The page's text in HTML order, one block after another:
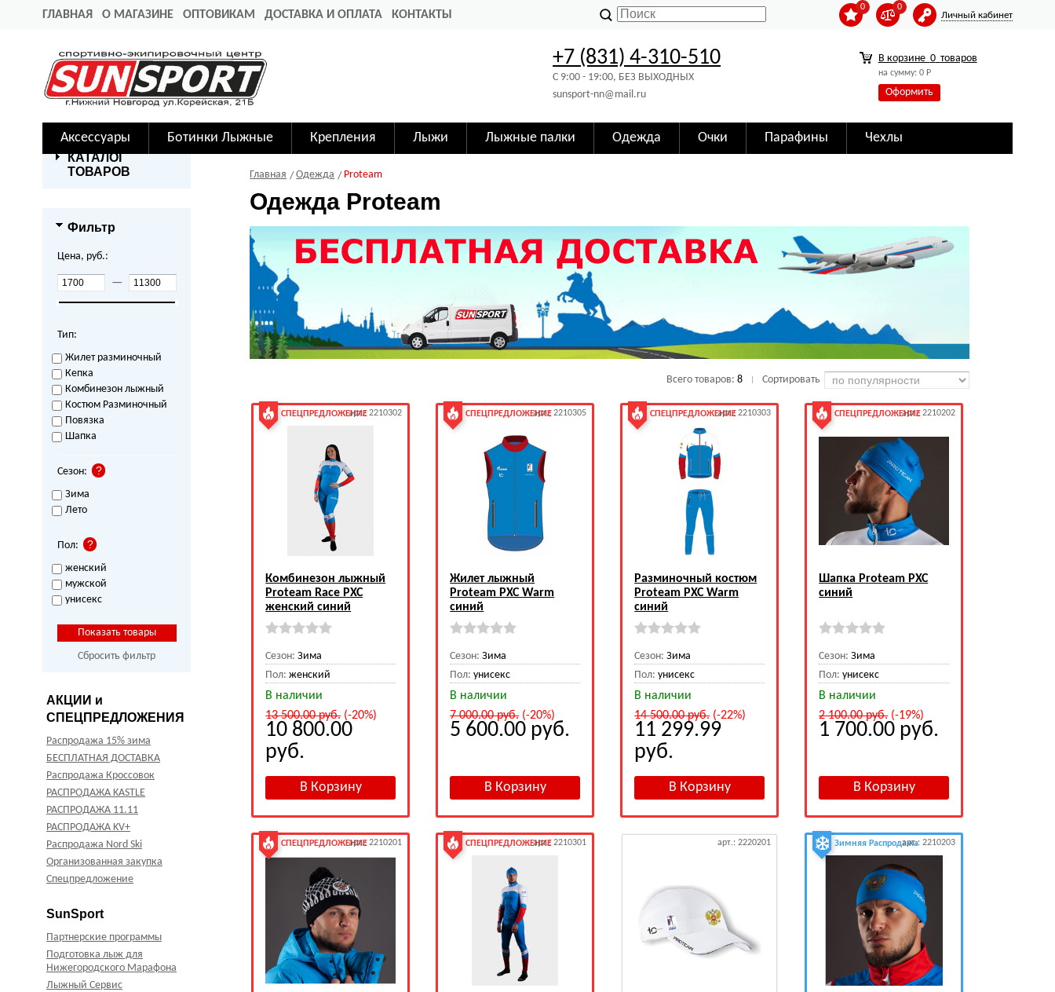
ГЛАВНАЯ О МАГАЗИНЕ ОПТОВИКАМ ДОСТАВКА И ОПЛАТА КОНТАКТЫ Личный кабинет
0
0
+7 (831) 4-310-510
C 9:00 - 19:00, БЕЗ ВЫХОДНЫХ
sunsport-nn@mail.ru
В корзине 0 товаров
на сумму: 0Р
Оформить
Аксессуары Ботинки Лыжные Крепления Лыжи Лыжные палки Одежда Очки Парафины Чехлы
КАТАЛОГ
ТОВАРОВ
Фильтр
Цена, руб.:
—
Тип:
Жилет разминочный
Кепка
Комбинезон лыжный
Костюм Разминочный
Повязка
Шапка
Сезон:
Зима
Лето
Пол:
женский
мужской
унисекс
Сбросить фильтр
АКЦИИ и
СПЕЦПРЕДЛОЖЕНИЯ
Распродажа 15% зима
БЕСПЛАТНАЯ ДОСТАВКА
Распродажа Кроссовок
РАСПРОДАЖА KASTLE
РАСПРОДАЖА 11.11
РАСПРОДАЖА KV+
Распродажа Nord Ski
Организованная закупка
Спецпредложение
SunSport
Партнерские программы
Подготовка лыж для
Нижегородского Марафона
Лыжный Сервис
Главная Одежда Proteam
Одежда Proteam
Всего товаров: 8 Сортировать
СПЕЦПРЕДЛОЖЕНИЕарт.: 2210302
Комбинезон лыжный
Proteam Race PXC
женский синий
Сезон: Зима
Пол: женский
В наличии
13 500.00руб.(-20%)
10 800.00
руб.
СПЕЦПРЕДЛОЖЕНИЕарт.: 2210305
Жилет лыжный
Proteam PXC Warm
синий
Сезон: Зима
Пол: унисекс
В наличии
7 000.00руб.(-20%)
5 600.00 руб.
СПЕЦПРЕДЛОЖЕНИЕарт.: 2210303
Разминочный костюм
Proteam PXC Warm
синий
Сезон: Зима
Пол: унисекс
В наличии
14 500.00руб.(-22%)
11 299.99
руб.
СПЕЦПРЕДЛОЖЕНИЕарт.: 2210202
Шапка Proteam PXC
синий
Сезон: Зима
Пол: унисекс
В наличии
2 100.00руб.(-19%)
1 700.00 руб.
СПЕЦПРЕДЛОЖЕНИЕарт.: 2210201 СПЕЦПРЕДЛОЖЕНИЕарт.: 2210301 арт.: 2220201 Зимняя Распродажаарт.: 2210203